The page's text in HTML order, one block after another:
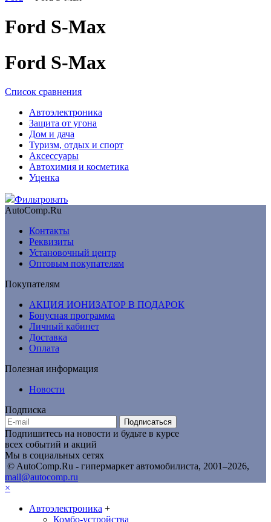
Ford S-Max
Ford S-Max
Список сравнения
Автоэлектроника
Защита от угона
Дом и дача
Туризм, отдых и спорт
Аксессуары
Автохимия и косметика
Уценка
Фильтровать
AutoComp.Ru
Контакты
Реквизиты
Установочный центр
Оптовым покупателям
Покупателям
АКЦИЯ ИОНИЗАТОР В ПОДАРОК
Бонусная программа
Личный кабинет
Доставка
Оплата
Полезная информация
Новости
Подписка
Подписаться
Подпишитесь на новости и будьте в курсе
всех событий и акций
Мы в социальных сетях
© AutoComp.Ru - гипермаркет автомобилиста, 2001–2026,
mail@autocomp.ru
×
Автоэлектроника +
Комбо-устройства